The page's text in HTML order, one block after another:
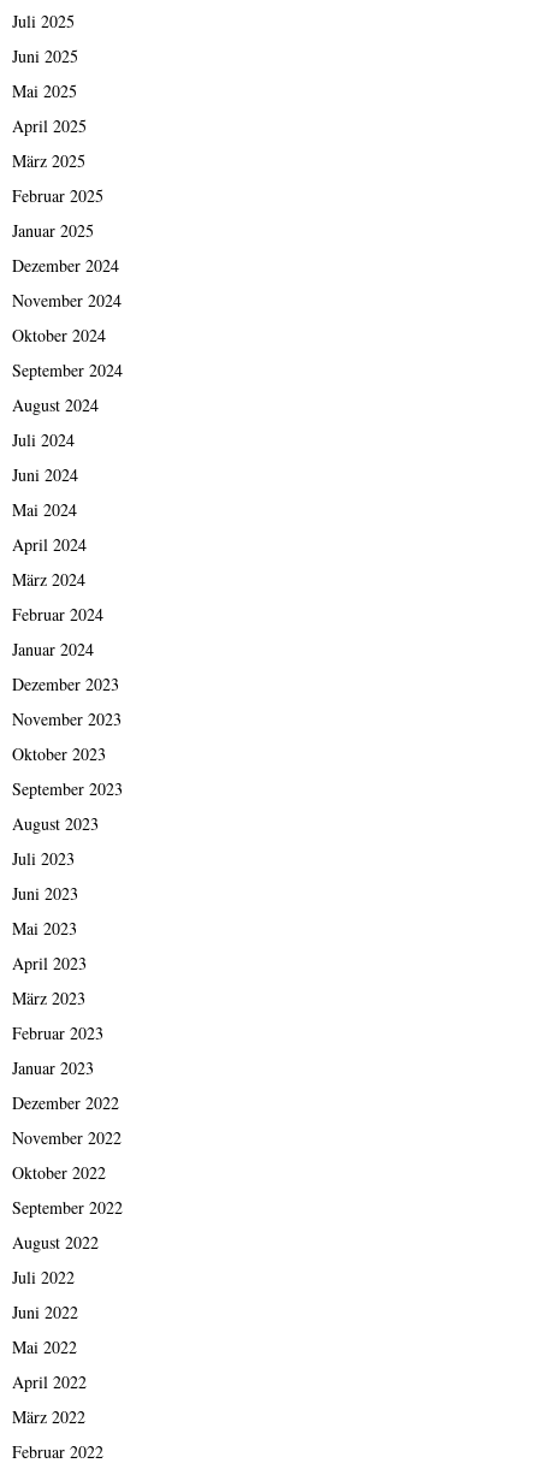
Juli 2025
Juni 2025
Mai 2025
April 2025
März 2025
Februar 2025
Januar 2025
Dezember 2024
November 2024
Oktober 2024
September 2024
August 2024
Juli 2024
Juni 2024
Mai 2024
April 2024
März 2024
Februar 2024
Januar 2024
Dezember 2023
November 2023
Oktober 2023
September 2023
August 2023
Juli 2023
Juni 2023
Mai 2023
April 2023
März 2023
Februar 2023
Januar 2023
Dezember 2022
November 2022
Oktober 2022
September 2022
August 2022
Juli 2022
Juni 2022
Mai 2022
April 2022
März 2022
Februar 2022